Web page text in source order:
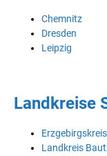
Chemnitz
Dresden
Leipzig
Landkreise
Erzgebirgskreis
Landkreis